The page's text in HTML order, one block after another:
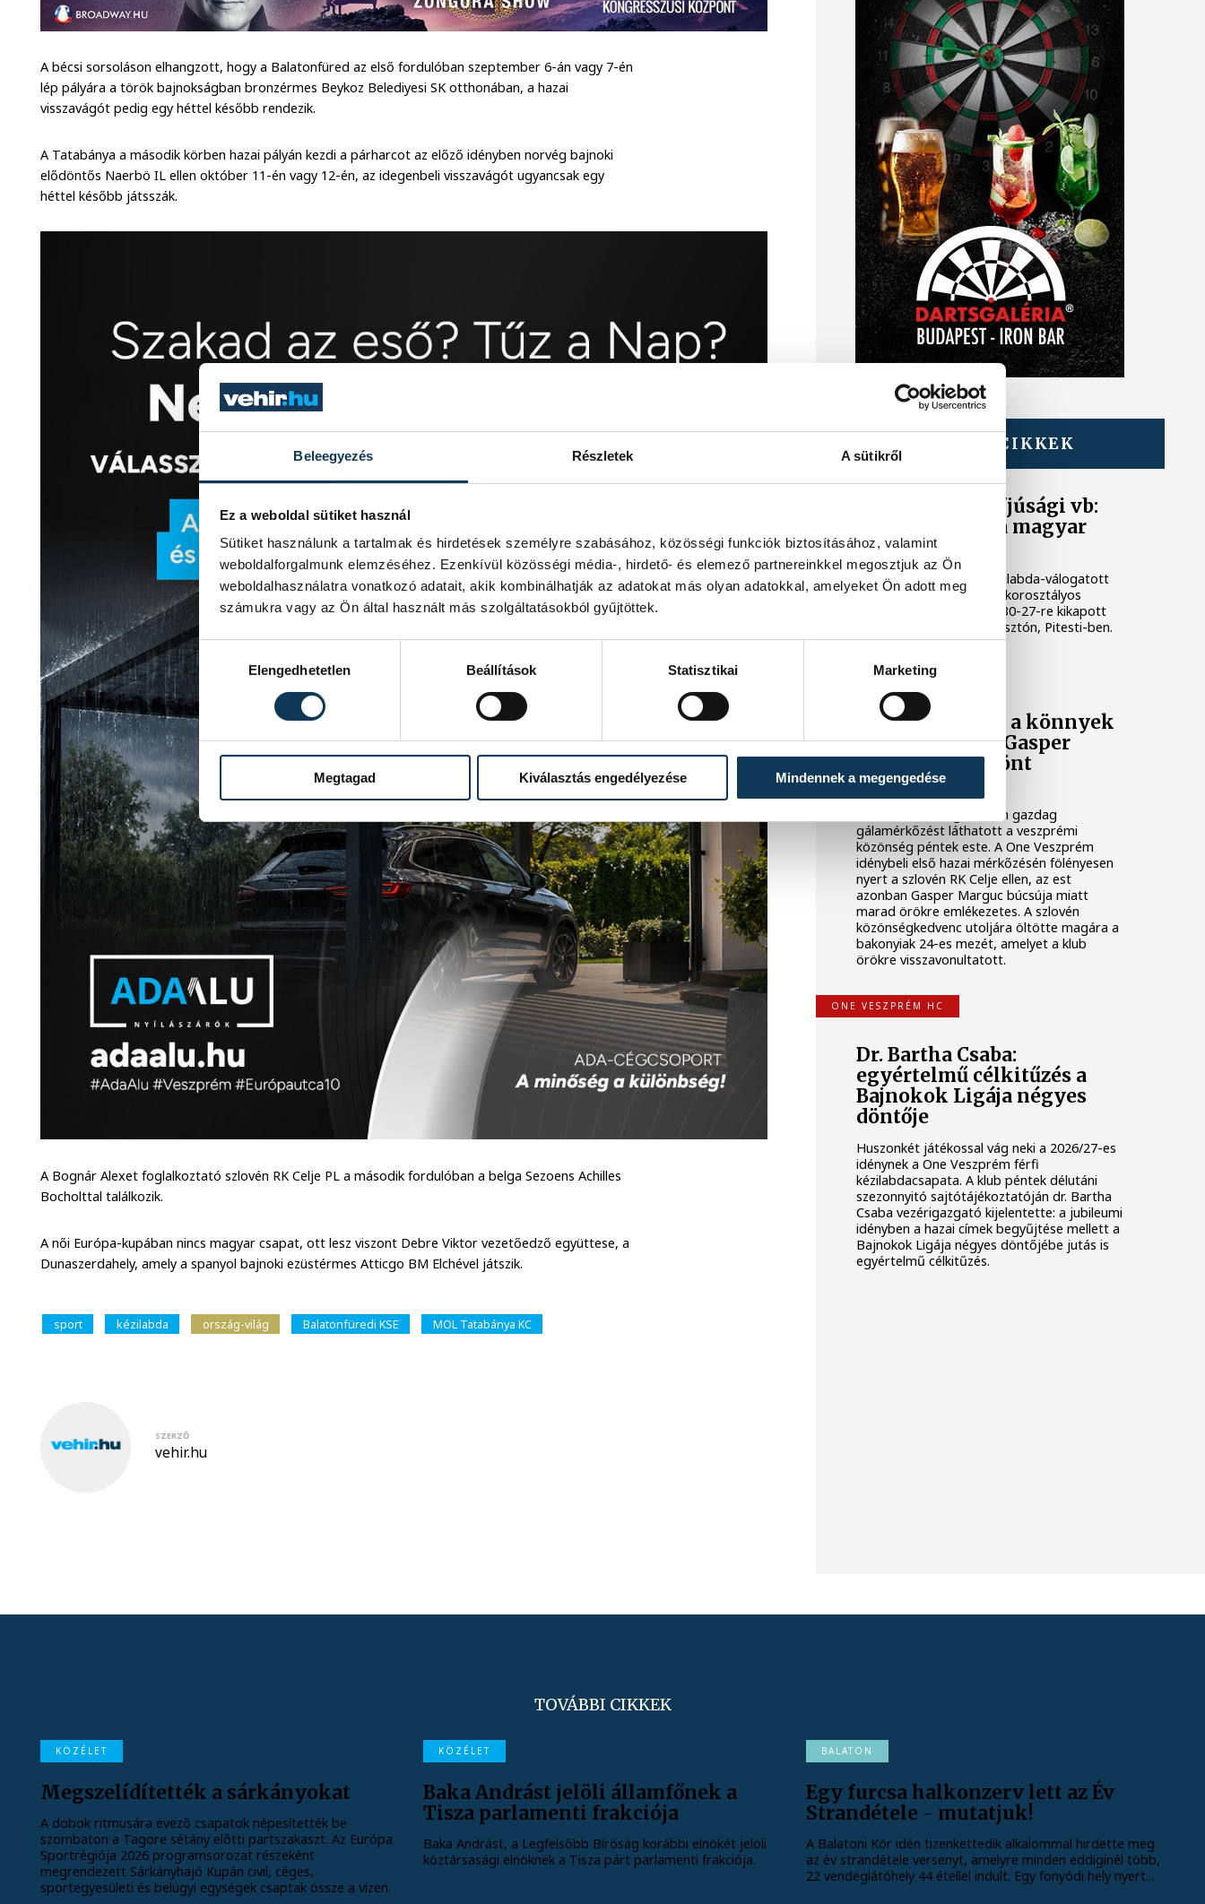
Beleegyezés Részletek A sütikről
Ez a weboldal sütiket használ
Sütiket használunk a tartalmak és hirdetések személyre szabásához, közösségi funkciók biztosításához, valamint
weboldalforgalmunk elemzéséhez. Ezenkívül közösségi média-, hirdető- és elemező partnereinkkel megosztjuk az Ön
weboldalhasználatra vonatkozó adatait, akik kombinálhatják az adatokat más olyan adatokkal, amelyeket Ön adott meg
számukra vagy az Ön által használt más szolgáltatásokból gyűjtöttek.
Hozzájárulás kiválasztása
Elengedhetetlen
Beállítások Statisztikai Marketing
Megtagad Kiválasztás engedélyezése Mindennek a megengedése
A bécsi sorsoláson elhangzott, hogy a Balatonfüred az első fordulóban szeptember 6-án vagy 7-én
lép pályára a török bajnokságban bronzérmes Beykoz Belediyesi SK otthonában, a hazai
visszavágót pedig egy héttel később rendezik.
A Tatabánya a második körben hazai pályán kezdi a párharcot az előző idényben norvég bajnoki
elődöntős Naerbö IL ellen október 11-én vagy 12-én, az idegenbeli visszavágót ugyancsak egy
héttel később játsszák.
A Bognár Alexet foglalkoztató szlovén RK Celje PL a második fordulóban a belga Sezoens Achilles
Bocholttal találkozik.
A női Európa-kupában nincs magyar csapat, ott lesz viszont Debre Viktor vezetőedző együttese, a
Dunaszerdahely, amely a spanyol bajnoki ezüstérmes Atticgo BM Elchével játszik.
sport kézilabda ország-világ Balatonfüredi KSE MOL Tatabánya KC
SZERZŐ
vehir.hu
TOVÁBBI CIKKEK
KÉZILABDA
Női kézilabda ifjúsági vb:
nyolcadik lett a magyar
válogatott
A magyar női ifjúsági kézilabda-válogatott
nyolcadik lett a romániai korosztályos
világbajnokságon, mivel 30-27-re kikapott
Kínától a vasárnapi helyosztón, Pitesti-ben.
ONE VESZPRÉM HC
A gólok mellett a könnyek
is potyogtak – Gasper
Marguc elköszönt
Veszprémtől
Érzelmekben és gólokban gazdag
gálamérkőzést láthatott a veszprémi
közönség péntek este. A One Veszprém
idénybeli első hazai mérkőzésén fölényesen
nyert a szlovén RK Celje ellen, az est
azonban Gasper Marguc búcsúja miatt
marad örökre emlékezetes. A szlovén
közönségkedvenc utoljára öltötte magára a
bakonyiak 24-es mezét, amelyet a klub
örökre visszavonultatott.
ONE VESZPRÉM HC
Dr. Bartha Csaba:
egyértelmű célkitűzés a
Bajnokok Ligája négyes
döntője
Huszonkét játékossal vág neki a 2026/27-es
idénynek a One Veszprém férfi
kézilabdacsapata. A klub péntek délutáni
szezonnyitó sajtótájékoztatóján dr. Bartha
Csaba vezérigazgató kijelentette: a jubileumi
idényben a hazai címek begyűjtése mellett a
Bajnokok Ligája négyes döntőjébe jutás is
egyértelmű célkitűzés.
TOVÁBBI CIKKEK
KÖZÉLET
Megszelídítették a sárkányokat
A dobok ritmusára evező csapatok népesítették be
szombaton a Tagore sétány előtti partszakaszt. Az Európa
Sportrégiója 2026 programsorozat részeként
megrendezett Sárkányhajó Kupán civil, céges,
sportegyesületi és belügyi egységek csaptak össze a vízen.
KÖZÉLET
Baka Andrást jelöli államfőnek a
Tisza parlamenti frakciója
Baka Andrást, a Legfelsőbb Bíróság korábbi elnökét jelöli
köztársasági elnöknek a Tisza párt parlamenti frakciója.
BALATON
Egy furcsa halkonzerv lett az Év
Strandétele - mutatjuk!
A Balatoni Kör idén tizenkettedik alkalommal hirdette meg
az év strandétele versenyt, amelyre minden eddiginél több,
22 vendéglátóhely 44 étellel indult. Egy fonyódi hely nyert...